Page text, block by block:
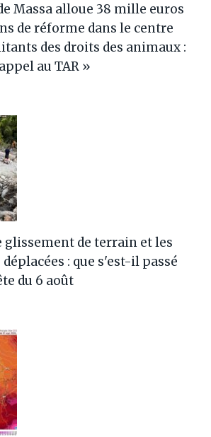
Massa alloue 38 mille euros
de réforme dans le centre
des droits des animaux :
au TAR »
glissement de terrain et les
: que s'est-il passé
du 6 août